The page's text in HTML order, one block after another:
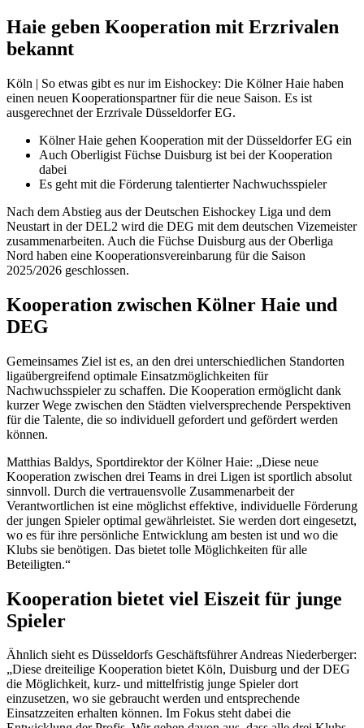
Haie geben Kooperation mit Erzrivalen
bekannt
Köln | So etwas gibt es nur im Eishockey: Die Kölner Haie haben
einen neuen Kooperationspartner für die neue Saison. Es ist
ausgerechnet der Erzrivale Düsseldorfer EG.
Kölner Haie gehen Kooperation mit der Düsseldorfer EG ein
Auch Oberligist Füchse Duisburg ist bei der Kooperation
dabei
Es geht mit die Förderung talentierter Nachwuchsspieler
Nach dem Abstieg aus der Deutschen Eishockey Liga und dem
Neustart in der DEL2 wird die DEG mit dem deutschen Vizemeister
zusammenarbeiten. Auch die Füchse Duisburg aus der Oberliga
Nord haben eine Kooperationsvereinbarung für die Saison
2025/2026 geschlossen.
Kooperation zwischen Kölner Haie und
DEG
Gemeinsames Ziel ist es, an den drei unterschiedlichen Standorten
ligaübergreifend optimale Einsatzmöglichkeiten für
Nachwuchsspieler zu schaffen. Die Kooperation ermöglicht dank
kurzer Wege zwischen den Städten vielversprechende Perspektiven
für die Talente, die so individuell gefordert und gefördert werden
können.
Matthias Baldys, Sportdirektor der Kölner Haie: „Diese neue
Kooperation zwischen drei Teams in drei Ligen ist sportlich absolut
sinnvoll. Durch die vertrauensvolle Zusammenarbeit der
Verantwortlichen ist eine möglichst effektive, individuelle Förderung
der jungen Spieler optimal gewährleistet. Sie werden dort eingesetzt,
wo es für ihre persönliche Entwicklung am besten ist und wo die
Klubs sie benötigen. Das bietet tolle Möglichkeiten für alle
Beteiligten.“
Kooperation bietet viel Eiszeit für junge
Spieler
Ähnlich sieht es Düsseldorfs Geschäftsführer Andreas Niederberger:
„Diese dreiteilige Kooperation bietet Köln, Duisburg und der DEG
die Möglichkeit, kurz- und mittelfristig junge Spieler dort
einzusetzen, wo sie gebraucht werden und entsprechende
Einsatzzeiten erhalten können. Im Fokus steht dabei die